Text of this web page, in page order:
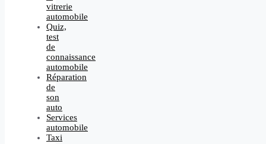
vitrerie
automobile
Quiz,
test
de
connaissance
automobile
Réparation
de
son
auto
Services
automobile
Taxi